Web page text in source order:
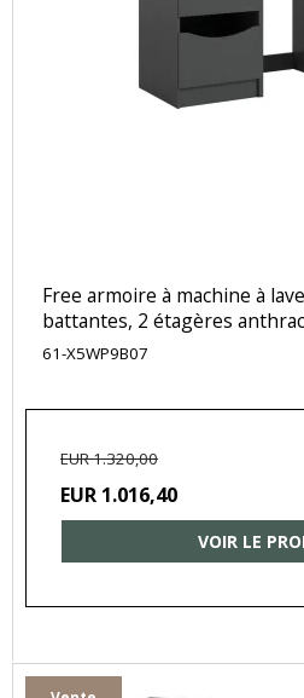
Free armoire à machine à
battantes, 2 étagères
61-X5WP9B07
EUR 1.320,00
EUR 1.016,40
VOIR LE